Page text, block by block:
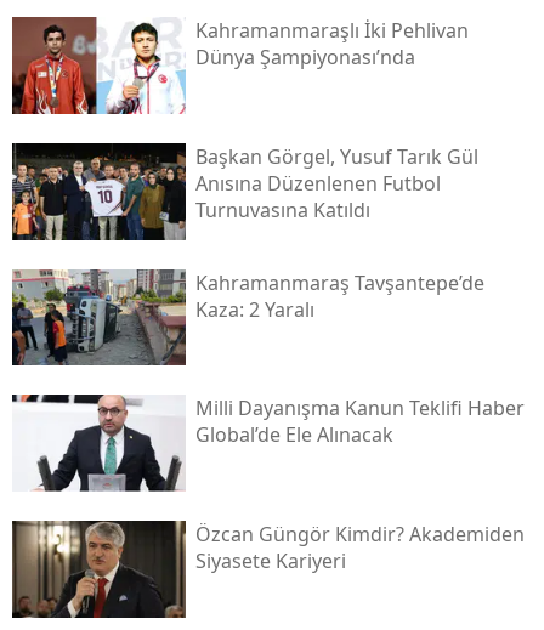
Kahramanmaraşlı İki Pehlivan
Dünya Şampiyonası’nda
Başkan Görgel, Yusuf Tarık Gül
Anısına Düzenlenen Futbol
Turnuvasına Katıldı
Kahramanmaraş Tavşantepe’de
Kaza: 2 Yaralı
Milli Dayanışma Kanun Teklifi Haber
Global’de Ele Alınacak
Özcan Güngör Kimdir? Akademiden
Siyasete Kariyeri